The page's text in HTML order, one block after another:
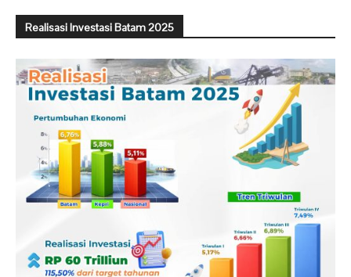
Realisasi Investasi Batam 2025